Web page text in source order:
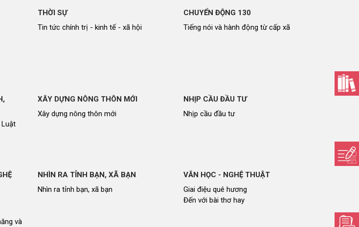
THỜI SỰ
Tin tức chính trị - kinh tế - xã hội
CHUYỂN ĐỘNG 130
Tiếng nói và hành động từ cấp xã
Luật
XÂY DỰNG NÔNG THÔN MỚI
Xây dựng nông thôn mới
NHỊP CẦU ĐẦU TƯ
Nhịp cầu đầu tư
và
NHÌN RA TỈNH BẠN, XÃ BẠN
Nhìn ra tỉnh bạn, xã bạn
VĂN HỌC - NGHỆ THUẬT
Giai điệu quê hương
Đến với bài thơ hay